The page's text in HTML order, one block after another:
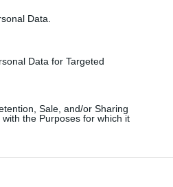
Data.
Data for Targeted
Sale, and/or Sharing
the Purposes for which it
contiene il
nasce nell’età
come
storia, la comunità
– gli Stati
liberista)
e poi socialista.
idiritti
unicamente al